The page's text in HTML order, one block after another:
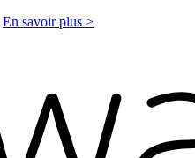
En savoir plus >